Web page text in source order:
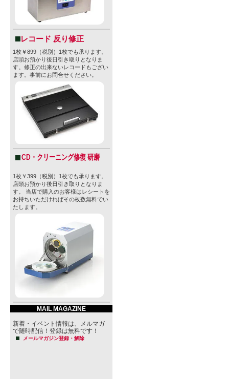
レコード 反り修正
1枚￥899（税別）1枚でも承ります。
店頭お預かり後日引き取りとなりま
す。修正の出来ないレコードもござい
ます。事前にお問合せください。
CD・クリーニング修復 研磨
1枚￥399（税別）1枚でも承ります。
店頭お預かり後日引き取りとなりま
す。 当店で購入のお客様はレシートを
お持ちいただければその枚数無料でい
たします。
MAIL MAGAZINE
新着・イベント情報は、メルマガ
で随時配信！登録は無料です！
メールマガジン登録・解除